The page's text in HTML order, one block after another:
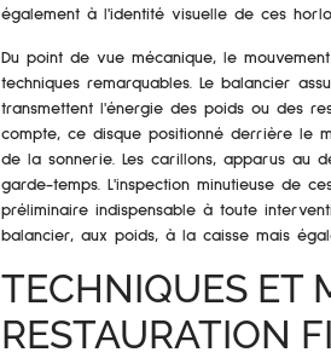
également à l'identité visuelle de ces
Du point de vue mécanique, le
techniques remarquables. Le balancier
transmettent l'énergie des poids ou des
compte, ce disque positionné derrière le
de la sonnerie. Les carillons, apparus au
garde-temps. L'inspection minutieuse de
préliminaire indispensable à toute
balancier, aux poids, à la caisse mais
TECHNIQUES ET
RESTAURATION